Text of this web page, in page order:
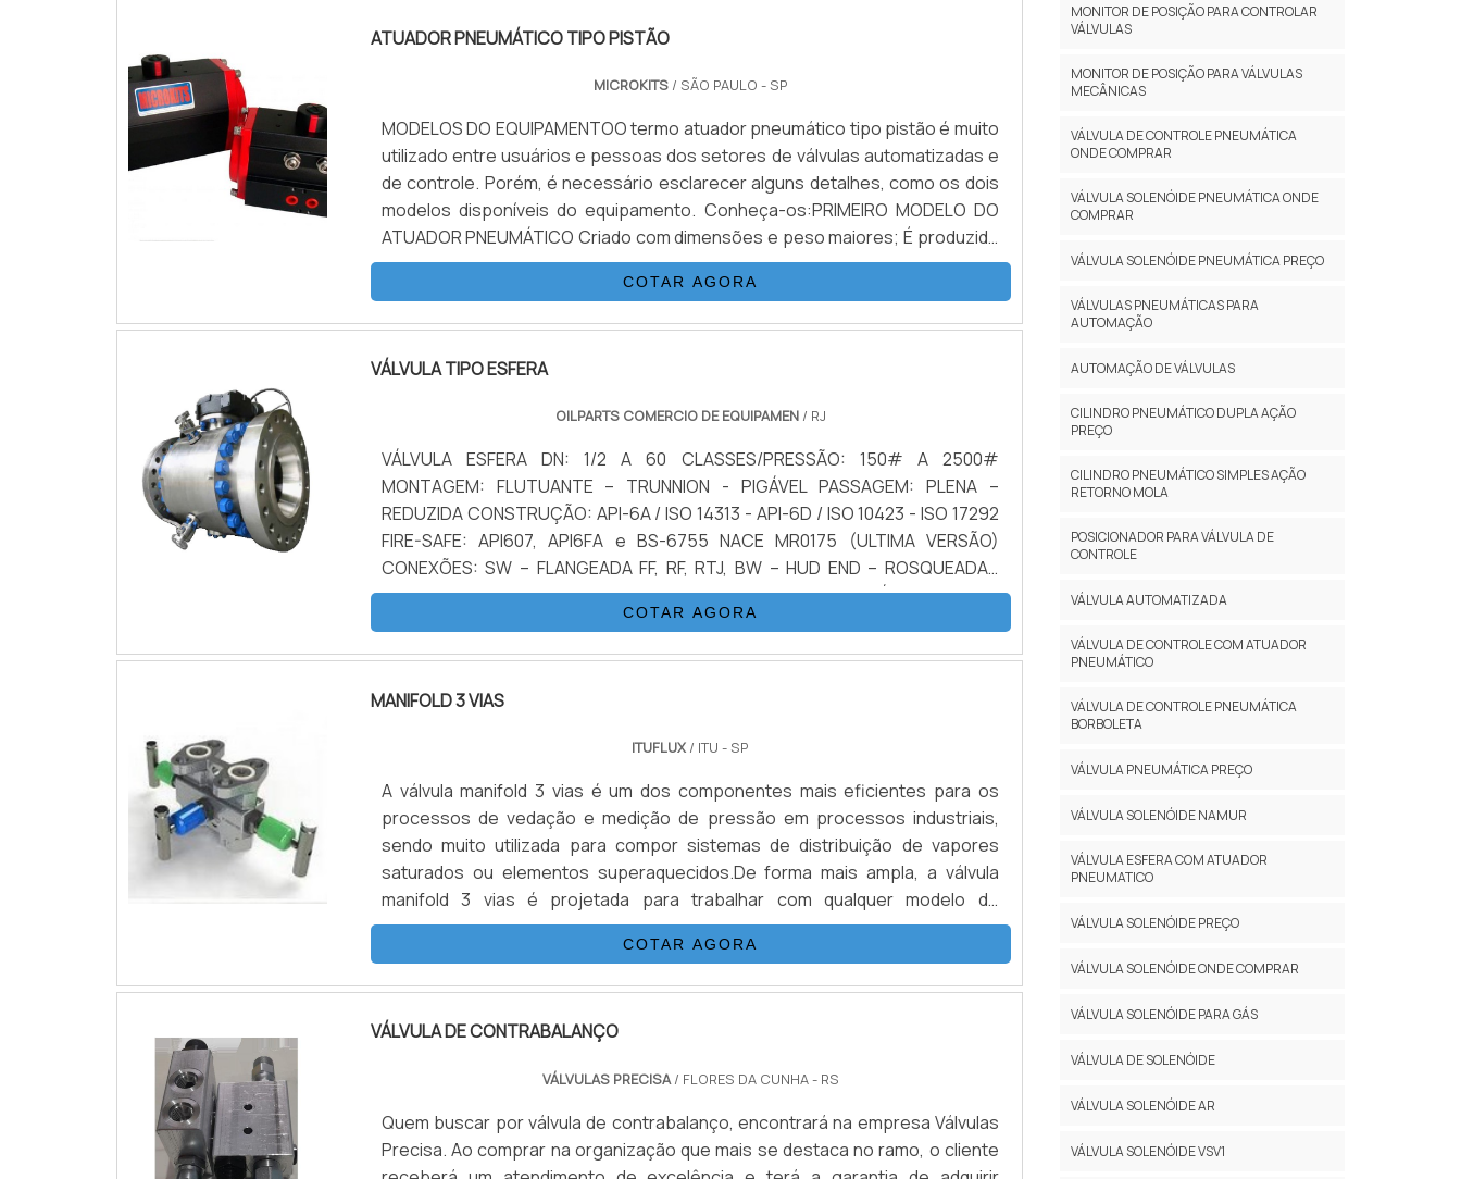
ATUADOR PNEUMÁTICO TIPO PISTÃO
MICROKITS/ SÃO PAULO - SP
MODELOS DO EQUIPAMENTOO termo atuador pneumático tipo pistão é muito
utilizado entre usuários e pessoas dos setores de válvulas automatizadas e
de controle. Porém, é necessário esclarecer alguns detalhes, como os dois
modelos disponíveis do equipamento. Conheça-os:PRIMEIRO MODELO DO
ATUADOR PNEUMÁTICO Criado com dimensões e peso maiores; É produzido
com partes em ferro fundido e aço carbono; Possui desenho concebido com
apenas uma câmara e um pistão; Este fica alocado em um dos lados do
atuador.
COTAR AGORA
VÁLVULA TIPO ESFERA
OILPARTS COMERCIO DE EQUIPAMEN/ RJ
VÁLVULA ESFERA DN: 1/2 A 60 CLASSES/PRESSÃO: 150# A 2500#
MONTAGEM: FLUTUANTE – TRUNNION - PIGÁVEL PASSAGEM: PLENA –
REDUZIDA CONSTRUÇÃO: API-6A / ISO 14313 - API-6D / ISO 10423 - ISO 17292
FIRE-SAFE: API607, API6FA e BS-6755 NACE MR0175 (ULTIMA VERSÃO)
CONEXÕES: SW – FLANGEADA FF, RF, RTJ, BW – HUD END – ROSQUEADAS
MATERIAIS: AÇO CARBONO FORJADO & FUNDIDO – AÇO INOXIDÁVEL – DUPLEX
& SUPER DUPLEX – ALUMÍNIO/BRONZE/NÍQUEL – TITANIUM – ALLOYS
ESPECIAIS CONFORME CONSULTA REVESTIMENTOS: PTFE / CERÂMICA, ENP...
ALAVANCA – CAIXA REDUTORA COM VOLANTE LATERAL
COTAR AGORA
MANIFOLD 3 VIAS
ITUFLUX / ITU - SP
A válvula manifold 3 vias é um dos componentes mais eficientes para os
processos de vedação e medição de pressão em processos industriais,
sendo muito utilizada para compor sistemas de distribuição de vapores
saturados ou elementos superaquecidos.De forma mais ampla, a válvula
manifold 3 vias é projetada para trabalhar com qualquer modelo de
transmissor de leitura sendo nacional ou importado, assegurando a proteção
e segurança dos equipamentos da linha de produção.Aplicação da manifold 3
viasPara conseguir ser aplicada e trabalhar diretamente em condições
materiais de excelente durabilidade, como é o caso do Aço Inox A-351.Além
acordo com a norma ISO 5208, que é a responsável por determinar as
condições de fabricação de válvulas industriais e ensaio de pressão. Ou seja,
o componente possui um sistema de vedação protegido e projeto
construtivo diferenciado, que oferece maior eficiência em campo e menor
COTAR AGORA
VÁLVULA DE CONTRABALANÇO
VÁLVULAS PRECISA/ FLORES DA CUNHA - RS
Quem buscar por válvula de contrabalanço, encontrará na empresa Válvulas
Precisa. Ao comprar na organização que mais se destaca no ramo, o cliente
MONITOR DE POSIÇÃO PARA CONTROLAR
VÁLVULAS
MONITOR DE POSIÇÃO PARA VÁLVULAS
MECÂNICAS
VÁLVULA DE CONTROLE PNEUMÁTICA
ONDE COMPRAR
VÁLVULA SOLENÓIDE PNEUMÁTICA ONDE
COMPRAR
VÁLVULA SOLENÓIDE PNEUMÁTICA PREÇO
VÁLVULAS PNEUMÁTICAS PARA
AUTOMAÇÃO
AUTOMAÇÃO DE VÁLVULAS
CILINDRO PNEUMÁTICO DUPLA AÇÃO
PREÇO
CILINDRO PNEUMÁTICO SIMPLES AÇÃO
RETORNO MOLA
POSICIONADOR PARA VÁLVULA DE
CONTROLE
VÁLVULA AUTOMATIZADA
VÁLVULA DE CONTROLE COM ATUADOR
PNEUMÁTICO
VÁLVULA DE CONTROLE PNEUMÁTICA
BORBOLETA
VÁLVULA PNEUMÁTICA PREÇO
VÁLVULA SOLENÓIDE NAMUR
VÁLVULA ESFERA COM ATUADOR
PNEUMATICO
VÁLVULA SOLENÓIDE PREÇO
VÁLVULA SOLENÓIDE ONDE COMPRAR
VÁLVULA SOLENÓIDE PARA GÁS
VÁLVULA DE SOLENÓIDE
VÁLVULA SOLENÓIDE AR
VÁLVULA SOLENÓIDE VSV1